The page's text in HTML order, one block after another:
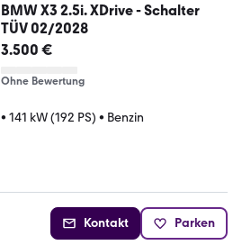
BMW X3 2.5i. XDrive - Schalter
TÜV 02/2028
3.500 €
Ohne Bewertung
• 141 kW (192 PS) • Benzin
Kontakt Parken